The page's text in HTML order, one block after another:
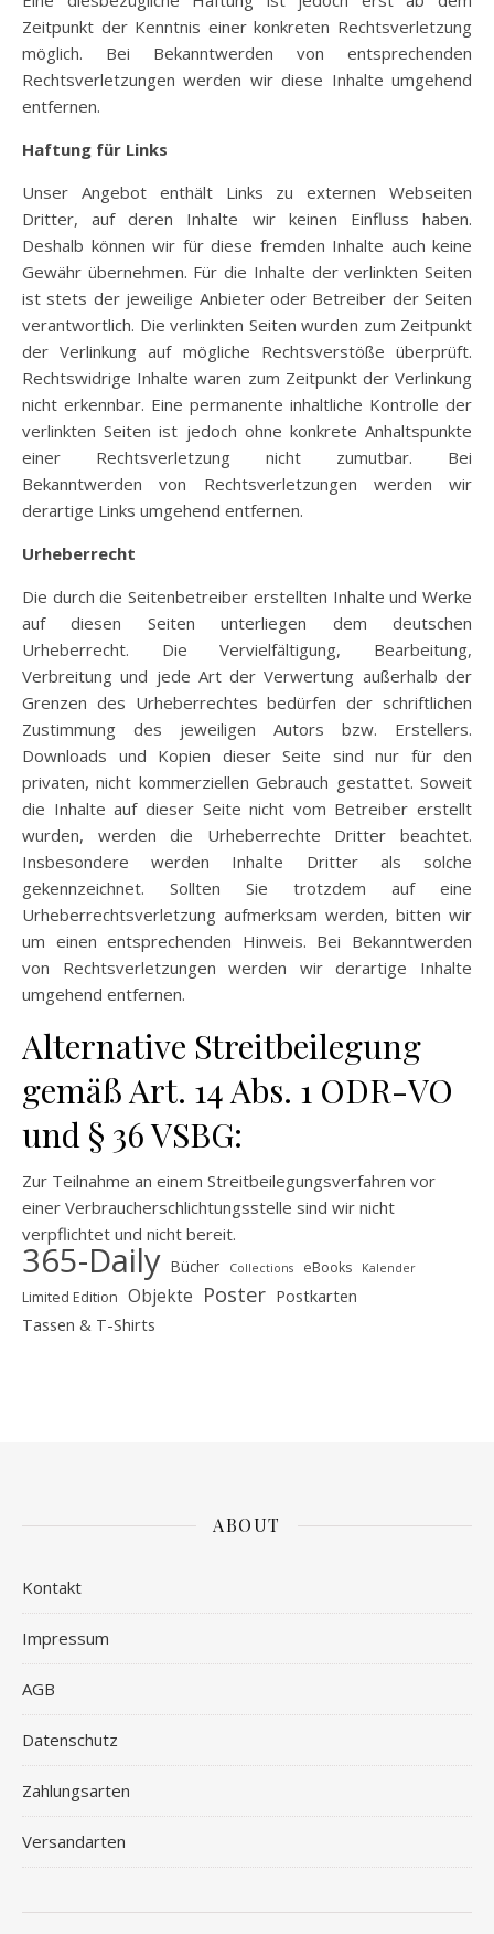
Zeitpunkt der Kenntnis einer konkreten Rechtsverletzung
möglich. Bei Bekanntwerden von entsprechenden
Rechtsverletzungen werden wir diese Inhalte umgehend
entfernen.
Haftung für Links
Unser Angebot enthält Links zu externen Webseiten
Dritter, auf deren Inhalte wir keinen Einfluss haben.
Deshalb können wir für diese fremden Inhalte auch keine
Gewähr übernehmen. Für die Inhalte der verlinkten Seiten
ist stets der jeweilige Anbieter oder Betreiber der Seiten
verantwortlich. Die verlinkten Seiten wurden zum Zeitpunkt
der Verlinkung auf mögliche Rechtsverstöße überprüft.
Rechtswidrige Inhalte waren zum Zeitpunkt der Verlinkung
nicht erkennbar. Eine permanente inhaltliche Kontrolle der
verlinkten Seiten ist jedoch ohne konkrete Anhaltspunkte
einer Rechtsverletzung nicht zumutbar. Bei
Bekanntwerden von Rechtsverletzungen werden wir
derartige Links umgehend entfernen.
Urheberrecht
Die durch die Seitenbetreiber erstellten Inhalte und Werke
auf diesen Seiten unterliegen dem deutschen
Urheberrecht. Die Vervielfältigung, Bearbeitung,
Verbreitung und jede Art der Verwertung außerhalb der
Grenzen des Urheberrechtes bedürfen der schriftlichen
Zustimmung des jeweiligen Autors bzw. Erstellers.
Downloads und Kopien dieser Seite sind nur für den
privaten, nicht kommerziellen Gebrauch gestattet. Soweit
die Inhalte auf dieser Seite nicht vom Betreiber erstellt
wurden, werden die Urheberrechte Dritter beachtet.
Insbesondere werden Inhalte Dritter als solche
gekennzeichnet. Sollten Sie trotzdem auf eine
Urheberrechtsverletzung aufmerksam werden, bitten wir
um einen entsprechenden Hinweis. Bei Bekanntwerden
von Rechtsverletzungen werden wir derartige Inhalte
umgehend entfernen.
Alternative Streitbeilegung
gemäß Art. 14 Abs. 1 ODR-VO
und § 36 VSBG:
Zur Teilnahme an einem Streitbeilegungsverfahren vor
einer Verbraucherschlichtungsstelle sind wir nicht
verpflichtet und nicht bereit.
365-Daily Bücher Collections eBooks Kalender
Limited Edition Objekte Poster Postkarten
Tassen & T-Shirts
ABOUT
Kontakt
Impressum
AGB
Datenschutz
Zahlungsarten
Versandarten